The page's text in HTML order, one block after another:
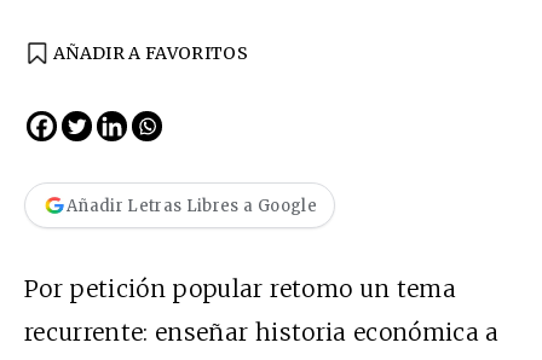
AÑADIR A FAVORITOS
Añadir Letras Libres a Google
Por petición popular retomo un tema
recurrente: enseñar historia económica a